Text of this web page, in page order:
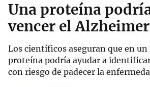
Una proteína
vencer el Alzheimer
Los científicos aseguran que en
proteína podría ayudar a
con riesgo de padecer la